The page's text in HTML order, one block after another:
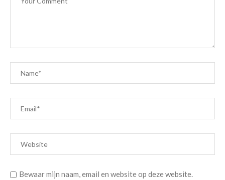
Bewaar mijn naam, email en website op deze website.